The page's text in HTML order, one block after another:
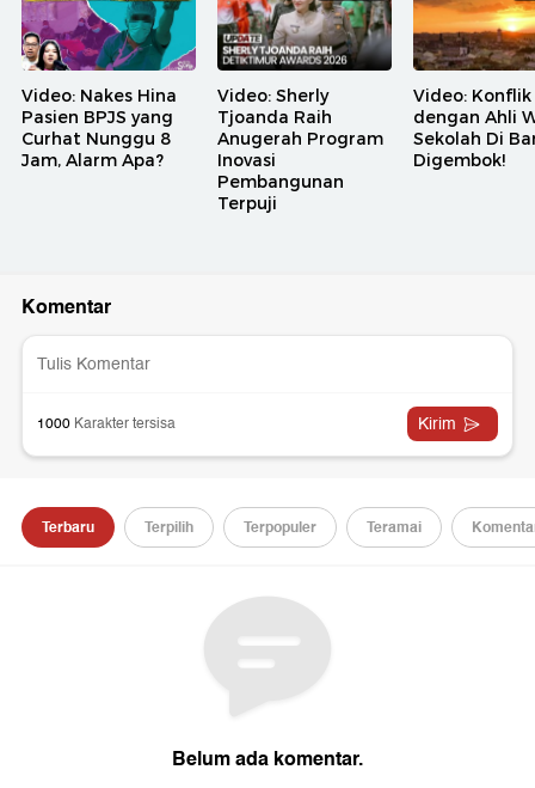
Video: Nakes Hina
Pasien BPJS yang
Curhat Nunggu 8
Jam, Alarm Apa?
Video: Sherly
Tjoanda Raih
Anugerah Program
Inovasi
Pembangunan
Terpuji
Video: Konflik
dengan Ahli
Sekolah Di
Digembok!